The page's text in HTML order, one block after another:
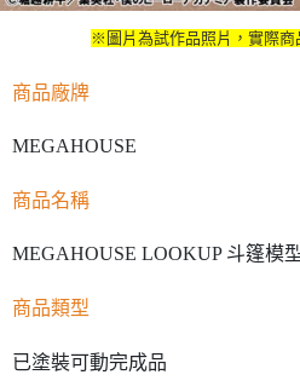
※圖片為試作品照片，實際
商品廠牌
MEGAHOUSE
商品名稱
MEGAHOUSE LOOKUP 斗篷模
商品類型
已塗裝可動完成品